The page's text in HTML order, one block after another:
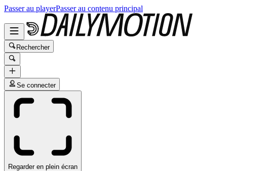
Passer au playerPasser au contenu principal
Rechercher
Se connecter
Regarder en plein écran